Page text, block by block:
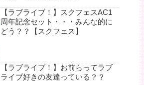
【ラブライブ！】スクフェスAC1
周年記念セット・・・みんな的に
どう？？【スクフェス】
【ラブライブ！】お前らってラブ
ライブ好きの友達っている？？